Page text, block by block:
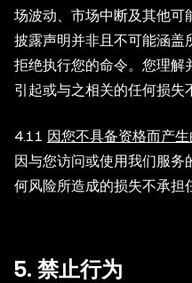
场波动、市场中断及其他可
披露声明并非且不可能涵盖
拒绝执行您的命令。您理解
引起或与之相关的任何损失
4.11 因您不具备资格而产生
因与您访问或使用我们服
何风险所造成的损失不承担
5. 禁止行为